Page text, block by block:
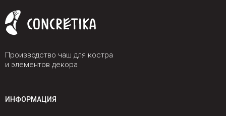
Производство чаш для костра
и элементов декора
ИНФОРМАЦИЯ